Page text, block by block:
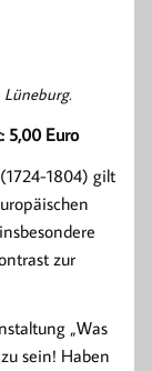
5,00 Euro
1804) gilt
zur
„Was
sein! Haben